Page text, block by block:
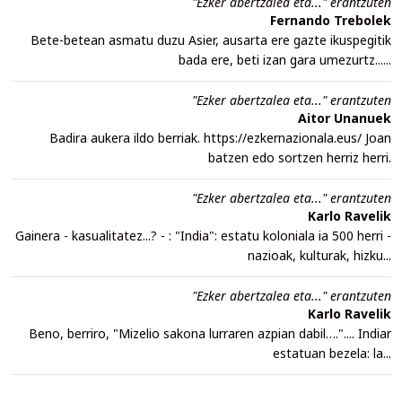
Fernando Trebolek
Bete-betean asmatu duzu Asier, ausarta ere gazte ikuspegitik
bada ere, beti izan gara umezurtz......
"Ezker abertzalea eta..." erantzuten
Aitor Unanuek
Badira aukera ildo berriak. https://ezkernazionala.eus/ Joan
batzen edo sortzen herriz herri.
"Ezker abertzalea eta..." erantzuten
Karlo Ravelik
Gainera - kasualitatez...? - : "India": estatu koloniala ia 500 herri -
nazioak, kulturak, hizku...
"Ezker abertzalea eta..." erantzuten
Karlo Ravelik
Beno, berriro, "Mizelio sakona lurraren azpian dabil….".... Indiar
estatuan bezela: la...